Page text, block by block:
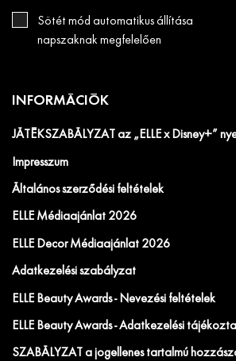
Sötét mód automatikus állítása
napszaknak megfelelően
INFORMÁCIÓK
JÁTÉKSZABÁLYZAT az „ELLE x Disney+”
Impresszum
Általános szerződési feltételek
ELLE Médiaajánlat 2026
ELLE Decor Médiaajánlat 2026
Adatkezelési szabályzat
ELLE Beauty Awards - Nevezési feltételek
ELLE Beauty Awards - Adatkezelési
SZABÁLYZAT a jogellenes tartalmú